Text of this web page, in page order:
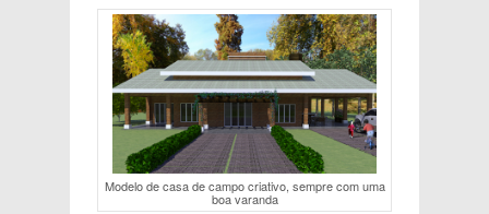
Modelo de casa de campo criativo, sempre com uma
boa varanda